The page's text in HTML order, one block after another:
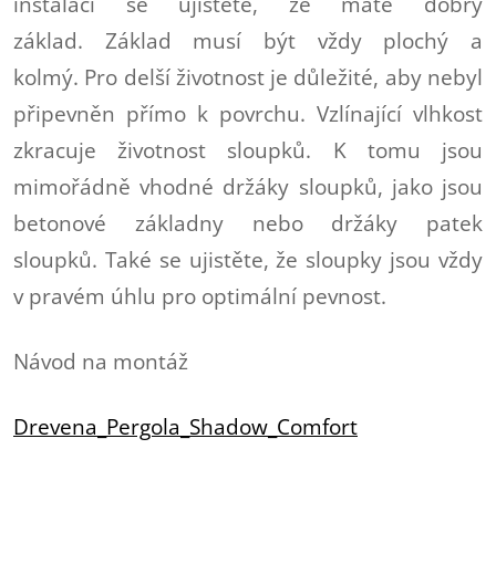
základ. Základ musí být vždy plochý a
kolmý. Pro delší životnost je důležité, aby nebyl
připevněn přímo k povrchu. Vzlínající vlhkost
zkracuje životnost sloupků. K tomu jsou
mimořádně vhodné držáky sloupků, jako jsou
betonové základny nebo držáky patek
sloupků. Také se ujistěte, že sloupky jsou vždy
v pravém úhlu pro optimální pevnost.
Návod na montáž
Drevena_Pergola_Shadow_Comfort